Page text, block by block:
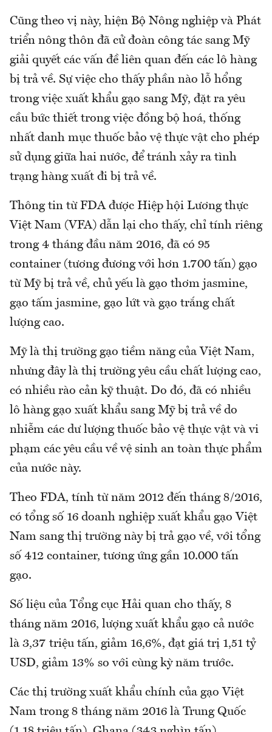
Cũng theo vị này, hiện Bộ Nông nghiệp và Phát
triển nông thôn đã cử đoàn công tác sang Mỹ
giải quyết các vấn đề liên quan đến các lô hàng
bị trả về. Sự việc cho thấy phần nào lỗ hổng
trong việc xuất khẩu gạo sang Mỹ, đặt ra yêu
cầu bức thiết trong việc đồng bộ hoá, thống
nhất danh mục thuốc bảo vệ thực vật cho phép
sử dụng giữa hai nước, để tránh xảy ra tình
trạng hàng xuất đi bị trả về.
Thông tin từ FDA được Hiệp hội Lương thực
Việt Nam (VFA) dẫn lại cho thấy, chỉ tính riêng
trong 4 tháng đầu năm 2016, đã có 95
container (tương đương với hơn 1.700 tấn) gạo
từ Mỹ bị trả về, chủ yếu là gạo thơm jasmine,
gạo tấm jasmine, gạo lứt và gạo trắng chất
lượng cao.
Mỹ là thị trường gạo tiềm năng của Việt Nam,
nhưng đây là thị trường yêu cầu chất lượng cao,
có nhiều rào cản kỹ thuật. Do đó, đã có nhiều
lô hàng gạo xuất khẩu sang Mỹ bị trả về do
nhiễm các dư lượng thuốc bảo vệ thực vật và vi
phạm các yêu cầu về vệ sinh an toàn thực phẩm
của nước này.
Theo FDA, tính từ năm 2012 đến tháng 8/2016,
có tổng số 16 doanh nghiệp xuất khẩu gạo Việt
Nam sang thị trường này bị trả gạo về, với tổng
số 412 container, tương ứng gần 10.000 tấn
gạo.
Số liệu của Tổng cục Hải quan cho thấy, 8
tháng năm 2016, lượng xuất khẩu gạo cả nước
là 3,37 triệu tấn, giảm 16,6%, đạt giá trị 1,51 tỷ
USD, giảm 13% so với cùng kỳ năm trước.
Các thị trường xuất khẩu chính của gạo Việt
Nam trong 8 tháng năm 2016 là Trung Quốc